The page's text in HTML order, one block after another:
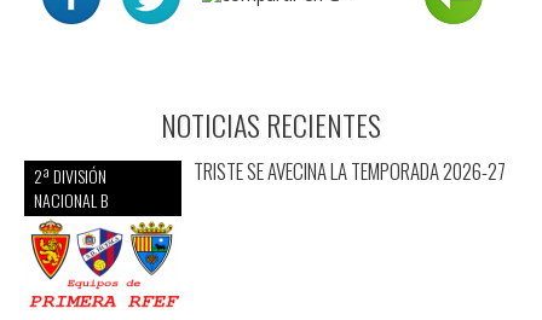
NOTICIAS RECIENTES
2ª DIVISIÓN
NACIONAL B
TRISTE SE AVECINA LA TEMPORADA 2026-27